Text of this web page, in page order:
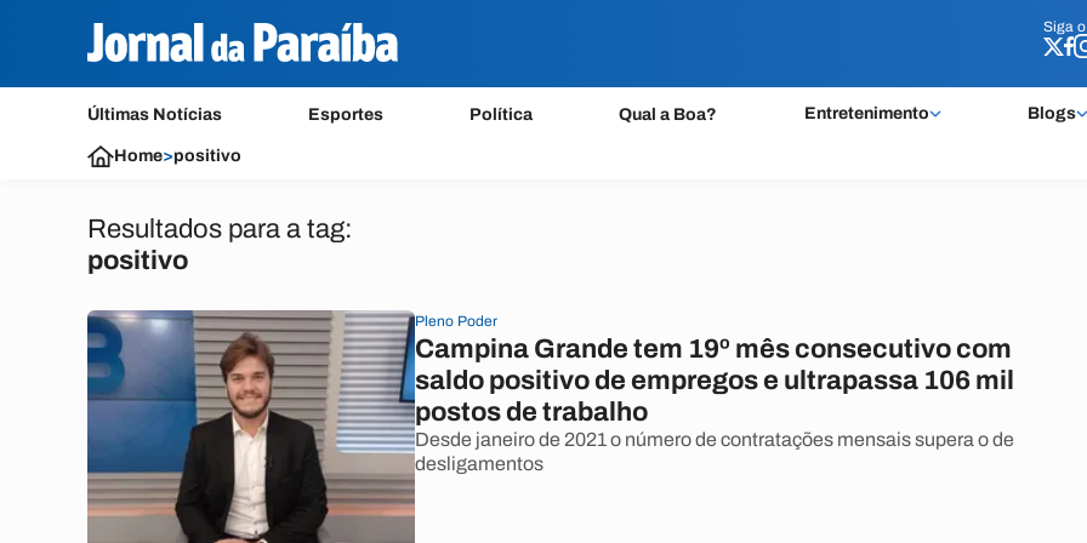
Siga o
Últimas Notícias Esportes Política Qual a Boa? Entretenimento Blogs
Siga o
Home>positivo
Resultados para a tag:
positivo
Pleno Poder
Campina Grande tem 19º mês consecutivo com
saldo positivo de empregos e ultrapassa 106 mil
postos de trabalho
Desde janeiro de 2021 o número de contratações mensais supera o de
desligamentos